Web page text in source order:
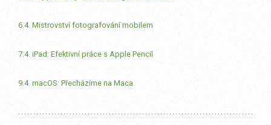
6.4. Mistrovství fotografování mobilem
7.4. iPad: Efektivní práce s Apple Pencil
9.4. macOS: Přecházíme na Maca